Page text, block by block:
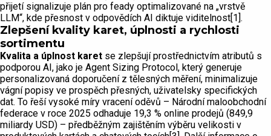
přijetí signalizuje plán pro feady optimalizované na „vrstvě
LLM“, kde přesnost v odpovědích AI diktuje viditelnost[1].
Zlepšení kvality karet, úplnosti a rychlosti
sortimentu
Kvalita a úplnost karet se zlepšují prostřednictvím atributů s
podporou AI, jako je Agent Sizing Protocol, který generuje
personalizovaná doporučení z tělesných měření, minimalizuje
vágní popisy ve prospěch přesných, uživatelsky specifických
dat. To řeší vysoké míry vracení oděvů – Národní maloobchodní
federace v roce 2025 odhaduje 19,3 % online prodejů (849,9
miliardy USD) – předběžným zajištěním výběru velikosti v